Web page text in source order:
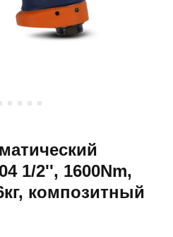
1/2'', 1600Nm,
композитный